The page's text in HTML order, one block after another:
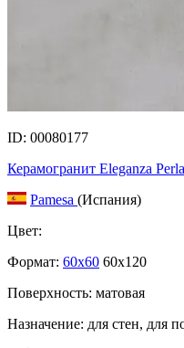
ID: 00080177
Керамогранит Eleganza
Pamesa (Испания)
Цвет:
Формат: 60x60 60x120
Поверхность: матовая
Назначение: для стен, для